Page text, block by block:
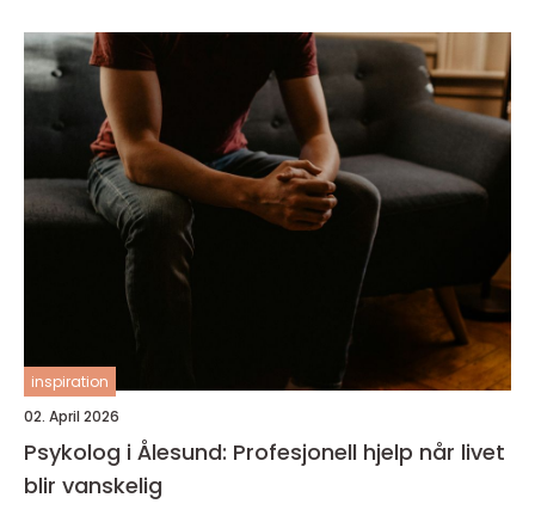
inspiration
02. April 2026
Psykolog i Ålesund: Profesjonell hjelp når livet
blir vanskelig